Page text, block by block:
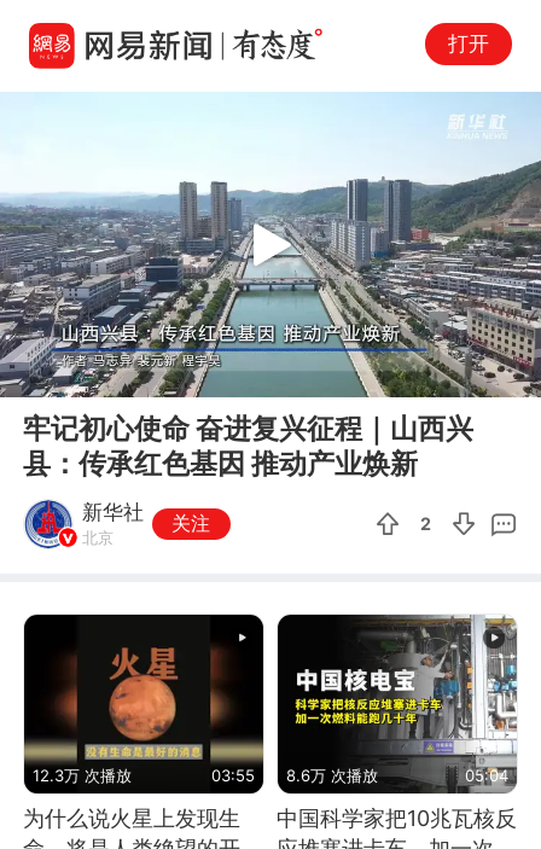
打开
00:00 03:20
Play
牢记初心使命 奋进复兴征程｜山西兴
县：传承红色基因 推动产业焕新
新华社
北京
关注 2
12.3万 次播放 03:55
为什么说火星上发现生
8.6万 次播放 05:04
中国科学家把10兆瓦核反